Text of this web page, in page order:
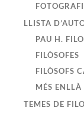
LLISTA
PAU H.
FILÒSOFES
FILÒSOFS
MÉS
TEMES DE